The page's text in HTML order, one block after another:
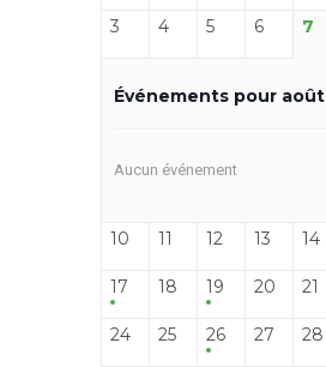
3 4 5 6 7
Événements pour août
Aucun événement
10 11 12 13 14
17 18 19 20 21
24 25 26 27 28